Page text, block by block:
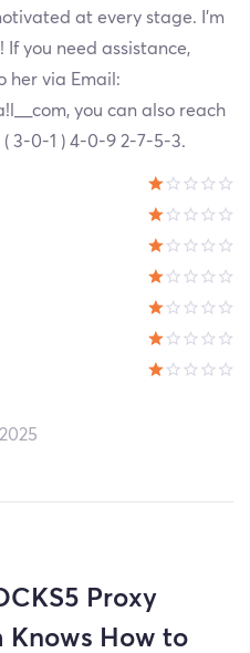
at every stage. I'm
you need assistance,
her via Email:
you can also reach
3-0-1 ) 4-0-9 2-7-5-3.
Proxy
How to